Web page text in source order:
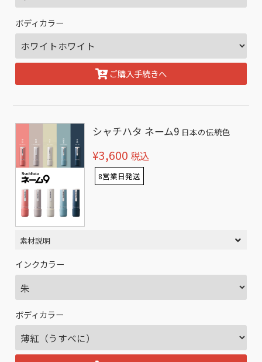
ボディカラー
ご購入手続きへ
シャチハタ ネーム9 日本の伝統色
¥3,600 税込
8営業日発送
素材説明
インクカラー
ボディカラー